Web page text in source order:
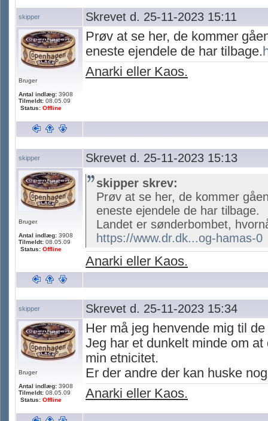
skipper Skrevet d. 25-11-2023 15:11
Bruger
Antal indlæg: 3908
Tilmeldt: 08.05.09
Status: Offline
Prøv at se her, de kommer
eneste ejendele de har tilbage.
Anarki eller Kaos.
skipper Skrevet d. 25-11-2023 15:13
Bruger
Antal indlæg: 3908
Tilmeldt: 08.05.09
Status: Offline
skipper skrev:
Prøv at se her, de kommer
eneste ejendele de har tilbage.
Landet er sønderbombet,
https://www.dr.dk...og-hamas-0
Anarki eller Kaos.
skipper Skrevet d. 25-11-2023 15:34
Bruger
Antal indlæg: 3908
Tilmeldt: 08.05.09
Status: Offline
Her må jeg henvende mig til
Jeg har et dunkelt minde om
min etnicitet.
Er der andre der kan huske
Anarki eller Kaos.